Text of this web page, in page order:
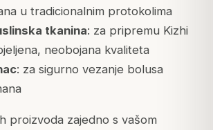
u tradicionalnim protokolima
tkanina: za pripremu Kizhi
neobojana kvaliteta
: za sigurno vezanje bolusa
proizvoda zajedno s vašom